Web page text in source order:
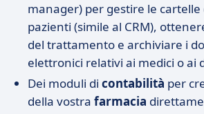
manager) per gestire le cartelle
pazienti (simile al CRM),
del trattamento e archiviare i
elettronici relativi ai medici o ai
Dei moduli di contabilità per
della vostra farmacia